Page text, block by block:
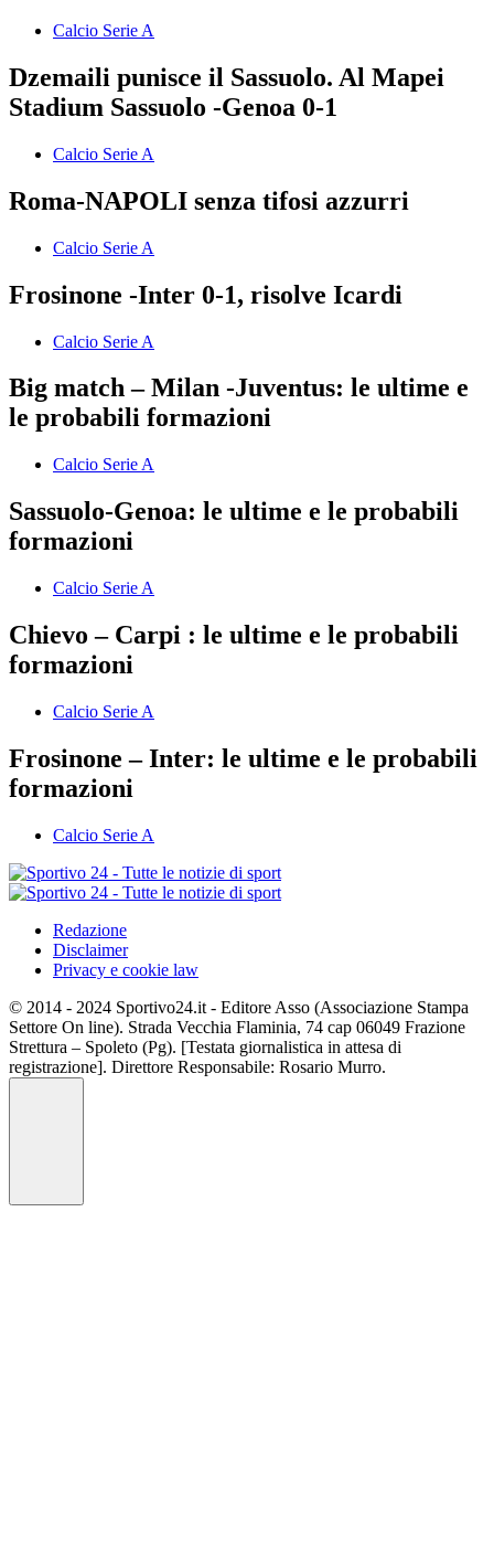
Calcio Serie A
Dzemaili punisce il Sassuolo. Al Mapei
Stadium Sassuolo -Genoa 0-1
Calcio Serie A
Roma-NAPOLI senza tifosi azzurri
Calcio Serie A
Frosinone -Inter 0-1, risolve Icardi
Calcio Serie A
Big match – Milan -Juventus: le ultime e
le probabili formazioni
Calcio Serie A
Sassuolo-Genoa: le ultime e le probabili
formazioni
Calcio Serie A
Chievo – Carpi : le ultime e le probabili
formazioni
Calcio Serie A
Frosinone – Inter: le ultime e le probabili
formazioni
Calcio Serie A
Redazione
Disclaimer
Privacy e cookie law
© 2014 - 2024 Sportivo24.it - Editore Asso (Associazione Stampa
Settore On line). Strada Vecchia Flaminia, 74 cap 06049 Frazione
Strettura – Spoleto (Pg). [Testata giornalistica in attesa di
registrazione]. Direttore Responsabile: Rosario Murro.